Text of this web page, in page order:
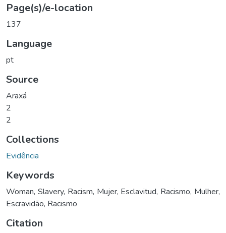
Page(s)/e-location
137
Language
pt
Source
Araxá
2
2
Collections
Evidência
Keywords
Woman, Slavery, Racism, Mujer, Esclavitud, Racismo, Mulher,
Escravidão, Racismo
Citation